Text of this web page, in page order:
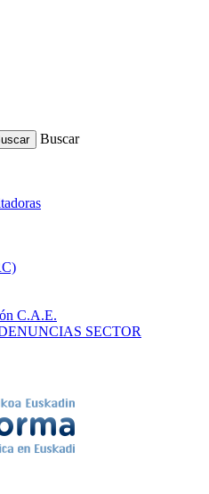
Buscar
C.A.E.
SECTOR